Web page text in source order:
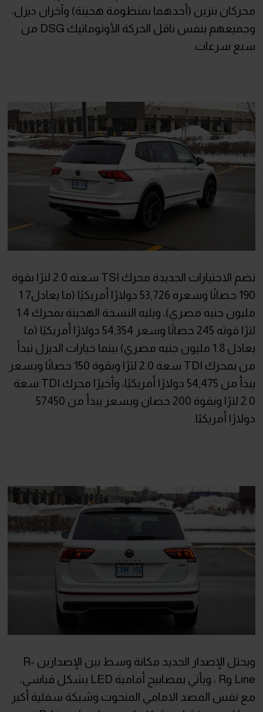
محركان بنزين (أحدهما بمنظومة هجينة) وآخران ديزل،
وجميعهم بنفس ناقل الحركة الأوتوماتيك DSG من
سبع سرعات.
تضم الاختيارات الجديدة محرك TSI سعته 2.0 لترًا بقوة
190 حصانًا وسعره 53,726 دولارًا أمريكيًا (ما يعادل1.7
مليون جنيه مصري)، ويليه النسخة الهجينة بمحرك 1.4
لترًا قوته 245 حصانًا وسعر 54,354 دولارًا أمريكيًا (ما
يعادل 1.8 مليون جنيه مصري) بينما خيارات الديزل تبدأ
من بمحرك TDI سعة 2.0 لترًا وبقوة 150 حصانًا وبسعر
يبدأ من 54,475 دولارًا أمريكيًا، وأخيرًا محرك TDI سعة
2.0 لترًا وبقوة 200 حصان وبسعر يبدأ من 57450
دولارًا أمريكيًا.
ويحتل الإصدار الجديد مكانة وسط بين الإصدارين R-
Line وR ، ويأتي بمصابيح أمامية LED بشكل قياسي،
مع نفس المصد الامامي المنحوت وشبكة سفلية أكبر